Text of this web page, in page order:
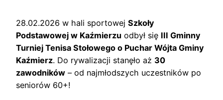
28.02.2026 w hali sportowej Szkoły
Podstawowej w Kaźmierzu odbył się III Gminny
Turniej Tenisa Stołowego o Puchar Wójta Gminy
Kaźmierz. Do rywalizacji stanęło aż 30
zawodników – od najmłodszych uczestników po
seniorów 60+!